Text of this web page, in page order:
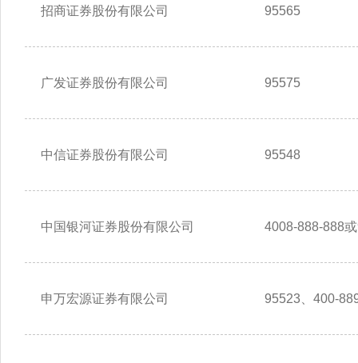
招商证券股份有限公司 95565
广发证券股份有限公司 95575
中信证券股份有限公司 95548
中国银河证券股份有限公司 4008-888-888
申万宏源证券有限公司 95523、400-